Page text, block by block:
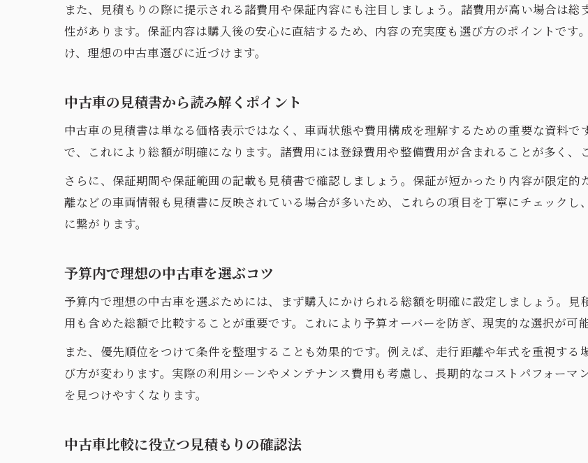
個人情報不要で安心の中古車見積もり法
中古車見積もりだけを取る賢い方法
予算重視派に最適な中古車比較の進め方
予算内で選ぶ中古車見積もり比較術
中古車見積もりでコスパを最大化する
中古車の諸費用と保証を比較するポイ
中古車見積書の確認で安心感を得るコツ
中古車見積もりで分かる保証内容の違い
中古車見積書から読み取る安心のポイ
中古車の修復歴や整備記録を見積書で
また、見積もりの際に提示される諸費用や保証内容にも注目しましょう。諸費用が高い場合は
性があります。保証内容は購入後の安心に直結するため、内容の充実度も選び方のポイントで
け、理想の中古車選びに近づけます。
中古車の見積書から読み解くポイント
中古車の見積書は単なる価格表示ではなく、車両状態や費用構成を理解するための重要な資料
で、これにより総額が明確になります。諸費用には登録費用や整備費用が含まれることが多く、
さらに、保証期間や保証範囲の記載も見積書で確認しましょう。保証が短かったり内容が限定
離などの車両情報も見積書に反映されている場合が多いため、これらの項目を丁寧にチェック
に繋がります。
予算内で理想の中古車を選ぶコツ
予算内で理想の中古車を選ぶためには、まず購入にかけられる総額を明確に設定しましょう。
用も含めた総額で比較することが重要です。これにより予算オーバーを防ぎ、現実的な選択が可能
また、優先順位をつけて条件を整理することも効果的です。例えば、走行距離や年式を重視す
び方が変わります。実際の利用シーンやメンテナンス費用も考慮し、長期的なコストパフォー
を見つけやすくなります。
中古車比較に役立つ見積もりの確認法